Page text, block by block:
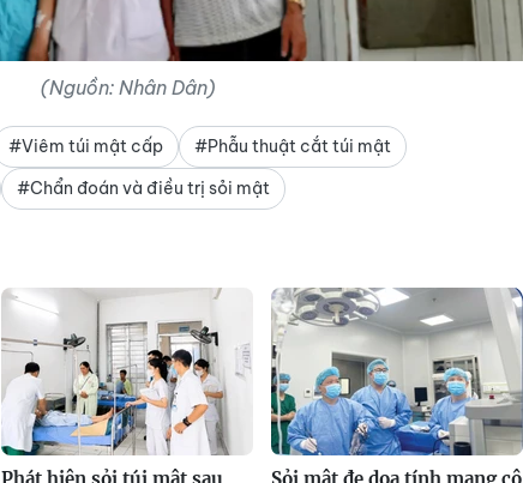
(Nguồn: Nhân Dân)
#Viêm túi mật cấp
#Phẫu thuật cắt túi mật
#Chẩn đoán và điều trị sỏi mật